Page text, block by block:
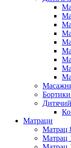
Дитячий
Матраци
Матрац
Матрац